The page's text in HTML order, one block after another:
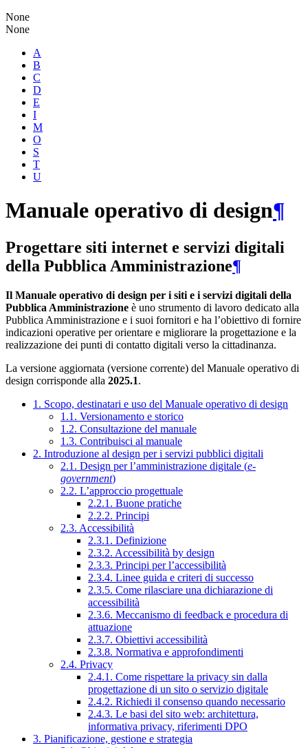
None
None
A
B
C
D
E
I
M
O
S
T
U
Manuale operativo di design¶
Progettare siti internet e servizi digitali
della Pubblica Amministrazione¶
Il Manuale operativo di design per i siti e i servizi digitali della
Pubblica Amministrazione è uno strumento di lavoro dedicato alla
Pubblica Amministrazione e i suoi fornitori e ha l’obiettivo di fornire
indicazioni operative per orientare e migliorare la progettazione e la
realizzazione dei punti di contatto digitali verso la cittadinanza.
La versione aggiornata (versione corrente) del Manuale operativo di
design corrisponde alla 2025.1.
1. Scopo, destinatari e uso del Manuale operativo di design
1.1. Versionamento e storico
1.2. Consultazione del manuale
1.3. Contribuisci al manuale
2. Introduzione al design per i servizi pubblici digitali
2.1. Design per l’amministrazione digitale (e-
government)
2.2. L’approccio progettuale
2.2.1. Buone pratiche
2.2.2. Principi
2.3. Accessibilità
2.3.1. Definizione
2.3.2. Accessibilità by design
2.3.3. Principi per l’accessibilità
2.3.4. Linee guida e criteri di successo
2.3.5. Come rilasciare una dichiarazione di
accessibilità
2.3.6. Meccanismo di feedback e procedura di
attuazione
2.3.7. Obiettivi accessibilità
2.3.8. Normativa e approfondimenti
2.4. Privacy
2.4.1. Come rispettare la privacy sin dalla
progettazione di un sito o servizio digitale
2.4.2. Richiedi il consenso quando necessario
2.4.3. Le basi del sito web: architettura,
informativa privacy, riferimenti DPO
3. Pianificazione, gestione e strategia